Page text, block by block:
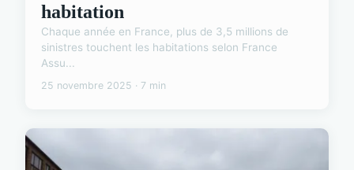
habitation
Chaque année en France, plus de 3,5 millions de
sinistres touchent les habitations selon France
Assu...
25 novembre 2025 · 7 min